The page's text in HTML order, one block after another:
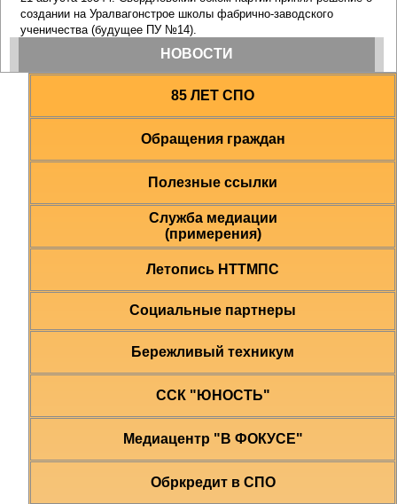
85 ЛЕТ СПО
Обращения граждан
Полезные ссылки
Служба медиации
(примерения)
Летопись НТТМПС
Социальные партнеры
Бережливый техникум
ССК "ЮНОСТЬ"
Медиацентр "В ФОКУСЕ"
Обркредит в СПО